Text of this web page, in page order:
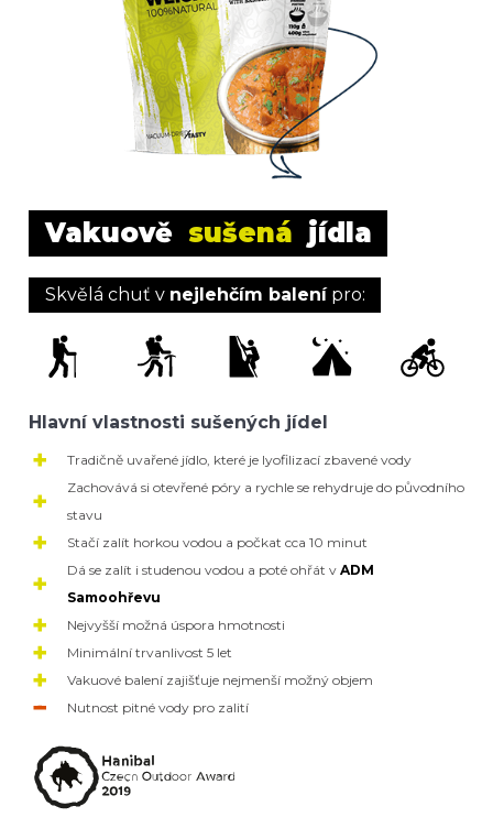
Vakuově sušená jídla
Skvělá chuť v nejlehčím balení pro:
Hlavní vlastnosti sušených jídel
Tradičně uvařené jídlo, které je lyofilizací zbavené vody
Zachovává si otevřené póry a rychle se rehydruje do původního
stavu
Stačí zalít horkou vodou a počkat cca 10 minut
Dá se zalít i studenou vodou a poté ohřát v ADM
Samoohřevu
Nejvyšší možná úspora hmotnosti
Minimální trvanlivost 5 let
Vakuové balení zajišťuje nejmenší možný objem
Nutnost pitné vody pro zalití